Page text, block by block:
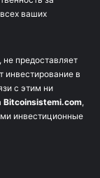
ваших
предоставляет
инвестирование в
с этим ни
Bitcoinsistemi.com,
инвестиционные